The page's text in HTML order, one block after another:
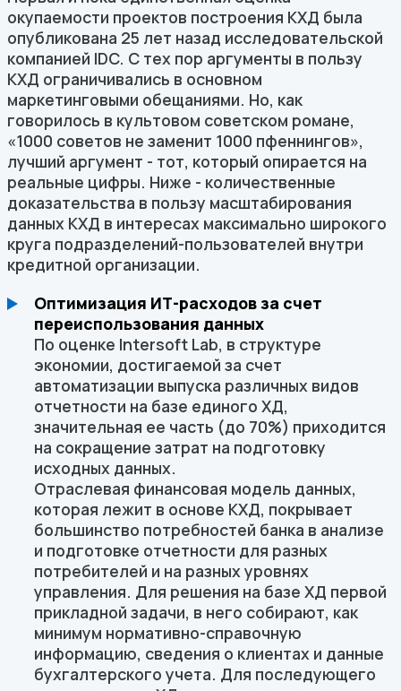
окупаемости проектов построения КХД была
опубликована 25 лет назад исследовательской
компанией IDC. С тех пор аргументы в пользу
КХД ограничивались в основном
маркетинговыми обещаниями. Но, как
говорилось в культовом советском романе,
«1000 советов не заменит 1000 пфеннингов»,
лучший аргумент - тот, который опирается на
реальные цифры. Ниже - количественные
доказательства в пользу масштабирования
данных КХД в интересах максимально широкого
круга подразделений-пользователей внутри
кредитной организации.
Оптимизация ИТ-расходов за счет
переиспользования данных
По оценке Intersoft Lab, в структуре
экономии, достигаемой за счет
автоматизации выпуска различных видов
отчетности на базе единого ХД,
значительная ее часть (до 70%) приходится
на сокращение затрат на подготовку
исходных данных.
Отраслевая финансовая модель данных,
которая лежит в основе КХД, покрывает
большинство потребностей банка в анализе
и подготовке отчетности для разных
потребителей и на разных уровнях
управления. Для решения на базе ХД первой
прикладной задачи, в него собирают, как
минимум нормативно-справочную
информацию, сведения о клиентах и данные
бухгалтерского учета. Для последующего